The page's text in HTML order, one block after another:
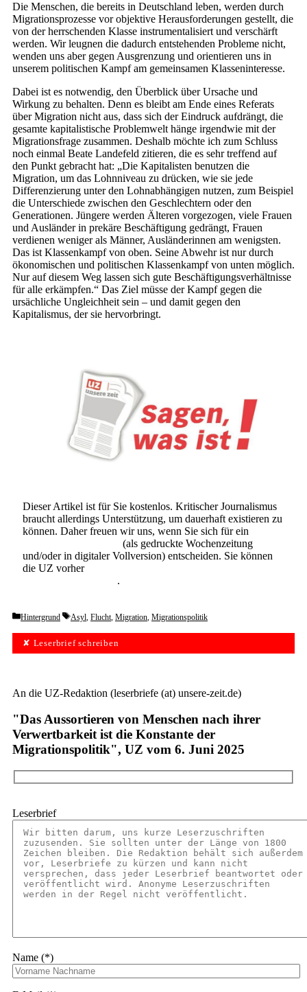
Die Menschen, die bereits in Deutschland leben, werden durch
Migrationsprozesse vor objektive Herausforderungen gestellt, die
von der herrschenden Klasse instrumentalisiert und verschärft
werden. Wir leugnen die dadurch entstehenden Probleme nicht,
wenden uns aber gegen Ausgrenzung und orientieren uns in
unserem politischen Kampf am gemeinsamen Klasseninteresse.
Dabei ist es notwendig, den Überblick über Ursache und
Wirkung zu behalten. Denn es bleibt am Ende eines Referats
über Migration nicht aus, dass sich der Eindruck aufdrängt, die
gesamte kapitalistische Problemwelt hänge irgendwie mit der
Migrationsfrage zusammen. Deshalb möchte ich zum Schluss
noch einmal Beate Landefeld zitieren, die es sehr treffend auf
den Punkt gebracht hat: „Die Kapitalisten benutzen die
Migration, um das Lohnniveau zu drücken, wie sie jede
Differenzierung unter den Lohnabhängigen nutzen, zum Beispiel
die Unterschiede zwischen den Geschlechtern oder den
Generationen. Jüngere werden Älteren vorgezogen, viele Frauen
und Ausländer in prekäre Beschäftigung gedrängt, Frauen
verdienen weniger als Männer, Ausländerinnen am wenigsten.
Das ist Klassenkampf von oben. Seine Abwehr ist nur durch
ökonomischen und politischen Klassenkampf von unten möglich.
Nur auf diesem Weg lassen sich gute Beschäftigungsverhältnisse
für alle erkämpfen.“ Das Ziel müsse der Kampf gegen die
ursächliche Ungleichheit sein – und damit gegen den
Kapitalismus, der sie hervorbringt.
Dieser Artikel ist für Sie kostenlos. Kritischer Journalismus
braucht allerdings Unterstützung, um dauerhaft existieren zu
können. Daher freuen wir uns, wenn Sie sich für ein
(als gedruckte Wochenzeitung
und/oder in digitaler Vollversion) entscheiden. Sie können
die UZ vorher
.
Categories
Hintergrund Tags
Asyl, Flucht, Migration, Migrationspolitik
✘ Leserbrief schreiben
An die UZ-Redaktion (leserbriefe (at) unsere-zeit.de)
"Das Aussortieren von Menschen nach ihrer
Verwertbarkeit ist die Konstante der
Migrationspolitik", UZ vom 6. Juni 2025
Leserbrief
Name (*)